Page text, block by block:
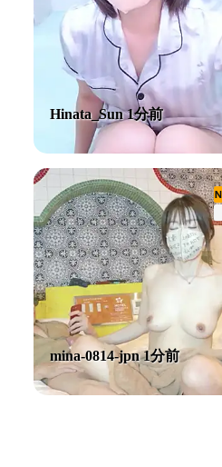
Hinata_Sun 1分前
mina-0814-jpn 1分前